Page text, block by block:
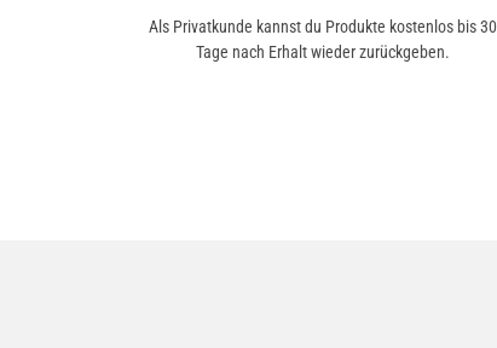
Als Privatkunde kannst du Produkte kostenlos bis 30
Tage nach Erhalt wieder zurückgeben.